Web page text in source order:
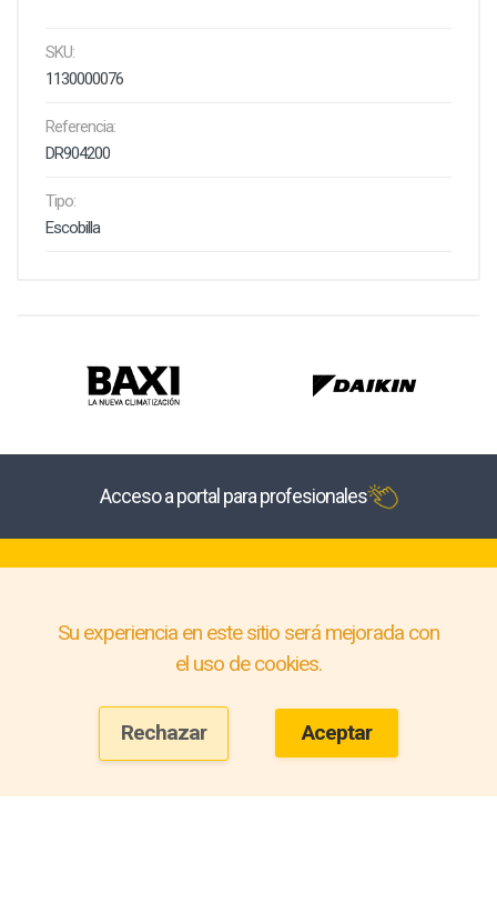
SKU:
1130000076
Referencia:
DR904200
Tipo:
Escobilla
Acceso a portal para profesionales
Su experiencia en este sitio será mejorada con
el uso de cookies.
Rechazar Aceptar